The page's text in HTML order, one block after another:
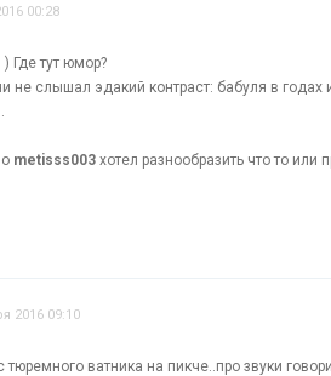
00:28
Где тут юмор?
слышал эдакий контраст: бабуля в годах
metisss003 хотел разнообразить что то или
2016 09:10
ватника на пикче..про звуки